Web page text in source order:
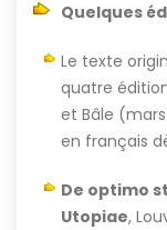
Quelques
Le texte
quatre
et Bâle
en français
De optimo
Utopiae,